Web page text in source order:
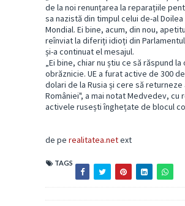
de la noi renunțarea la reparațiile
sa nazistă din timpul celui de-al Doilea
Mondial. Ei bine, acum, din nou,
reînviat la diferiți idioți din
și-a continuat el mesajul.
„Ei bine, chiar nu știu ce să răspund la
obrăznicie. UE a furat active de 300
dolari de la Rusia și cere să returneze
României", a mai notat Medvedev, cu
activele rusești înghețate de blocul
de pe realitatea.netext
TAGS